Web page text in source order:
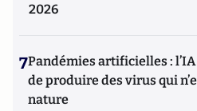
2026
7Pandémies artificielles :
de produire des virus qui
nature